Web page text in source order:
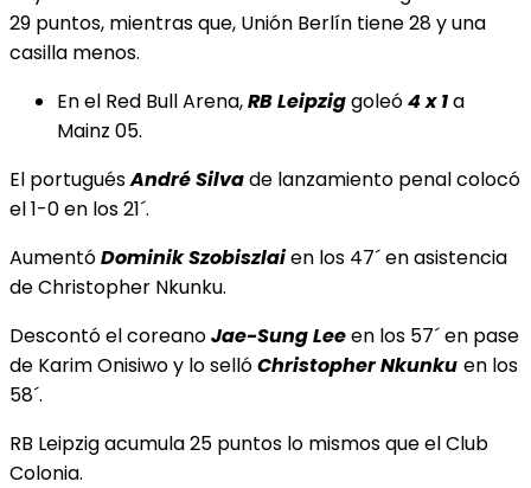
29 puntos, mientras que, Unión Berlín tiene 28 y una
casilla menos.
En el Red Bull Arena,RB Leipziggoleó4 x 1a
Mainz 05.
El portuguésAndré Silvade lanzamiento penal colocó
el 1-0 en los 21´.
AumentóDominik Szobiszlaien los 47´ en asistencia
de Christopher Nkunku.
Descontó el coreanoJae-Sung Leeen los 57´ en pase
de Karim Onisiwo y lo sellóChristopherNkunku en los
58´.
RB Leipzig acumula 25 puntos lo mismos que el Club
Colonia.